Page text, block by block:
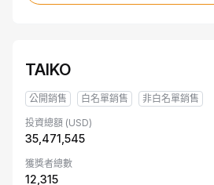
TAIKO
公開銷售 白名單銷售 非白名單銷售
投資總額 (USD)
35,471,545
獲獎者總數
12,315